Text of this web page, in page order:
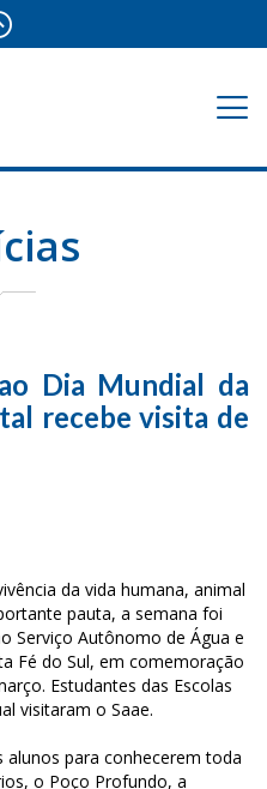
Dia Mundial da
recebe visita de
da vida humana, animal
pauta, a semana foi
Serviço Autônomo de Água e
Fé do Sul, em comemoração
Estudantes das Escolas
visitaram o Saae.
para conhecerem toda
o Poço Profundo, a